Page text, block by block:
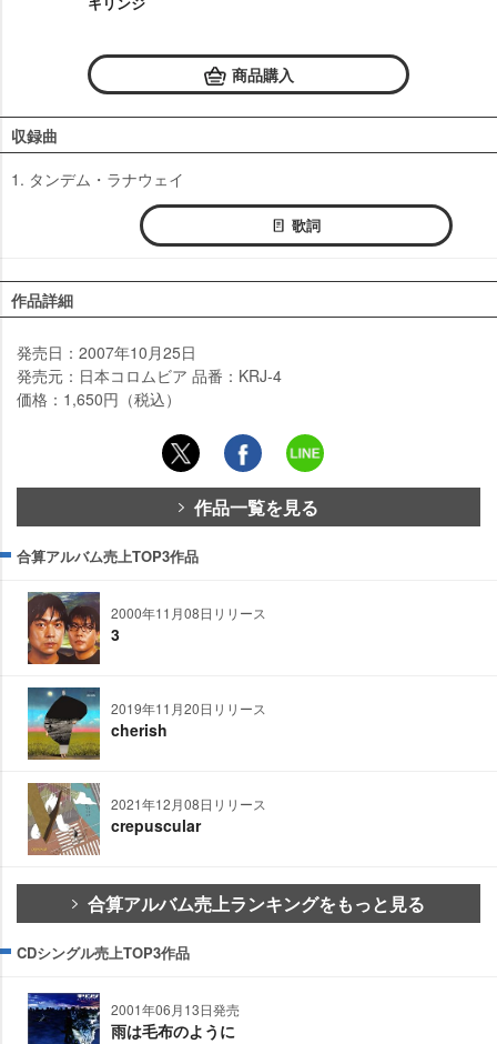
商品購入
収録曲
1. タンデム・ラナウェイ
歌詞
作品詳細
発売日：2007年10月25日
発売元：日本コロムビア 品番：KRJ-4
価格：1,650円（税込）
作品一覧を見る
合算アルバム売上TOP3作品
2000年11月08日リリース
3
2019年11月20日リリース
cherish
2021年12月08日リリース
crepuscular
合算アルバム売上ランキングをもっと見る
CDシングル売上TOP3作品
2001年06月13日発売
雨は毛布のように